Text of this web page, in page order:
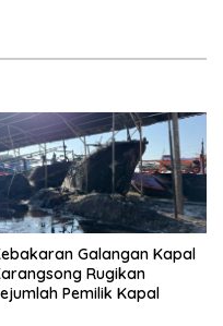
Galangan Kapal
Rugikan
Pemilik Kapal